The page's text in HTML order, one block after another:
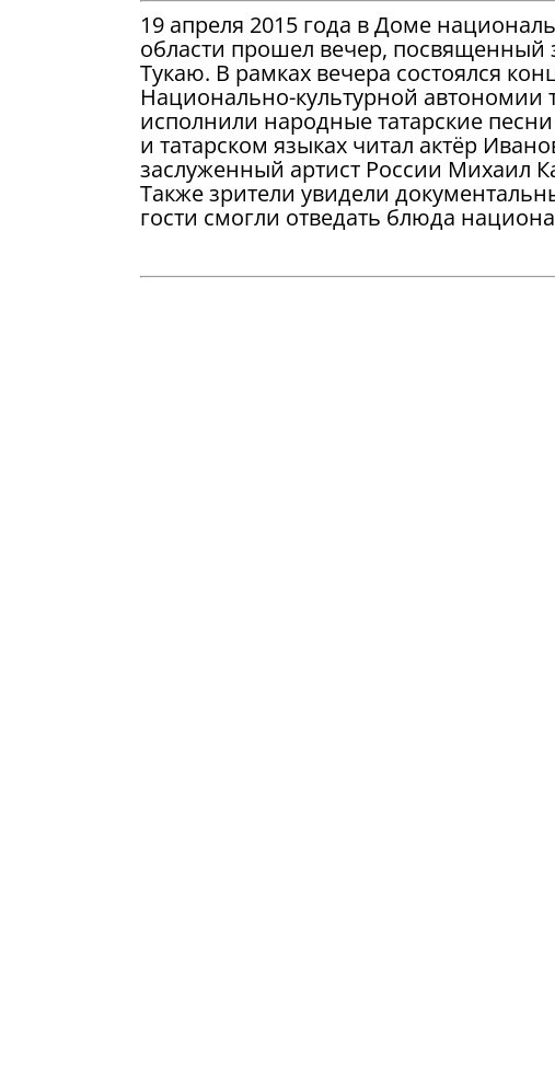
19 апреля 2015 года в Доме
области прошел вечер, посвященный
Тукаю. В рамках вечера состоялся
Национально-культурной автономии
исполнили народные татарские
и татарском языках читал актёр
заслуженный артист России Михаил
Также зрители увидели
гости смогли отведать блюда